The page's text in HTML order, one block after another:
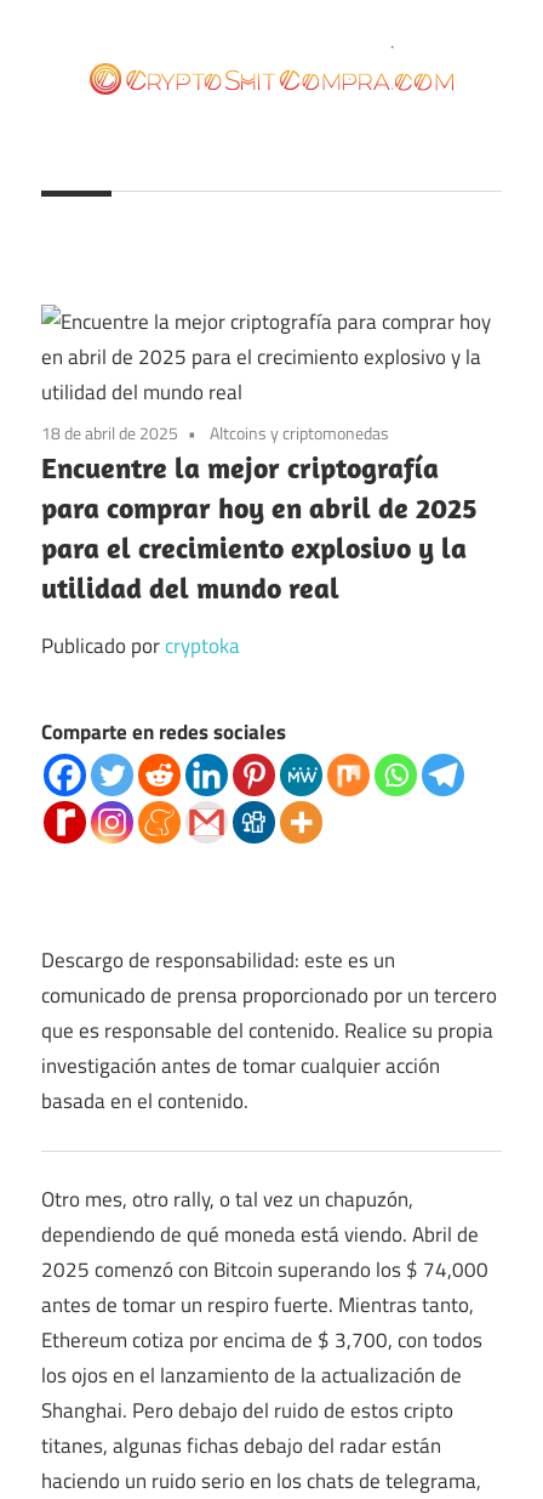
contenido
18 de abril de 2025 Altcoins y criptomonedas
Encuentre la mejor criptografía
para comprar hoy en abril de 2025
para el crecimiento explosivo y la
utilidad del mundo real
Publicado porcryptoka
Comparte en redes sociales
Descargo de responsabilidad: este es un
comunicado de prensa proporcionado por un tercero
que es responsable del contenido. Realice su propia
investigación antes de tomar cualquier acción
basada en el contenido.
Otro mes, otro rally, o tal vez un chapuzón,
dependiendo de qué moneda está viendo. Abril de
2025 comenzó con Bitcoin superando los $ 74,000
antes de tomar un respiro fuerte. Mientras tanto,
Ethereum cotiza por encima de $ 3,700, con todos
los ojos en el lanzamiento de la actualización de
Shanghai. Pero debajo del ruido de estos cripto
titanes, algunas fichas debajo del radar están
haciendo un ruido serio en los chats de telegrama,